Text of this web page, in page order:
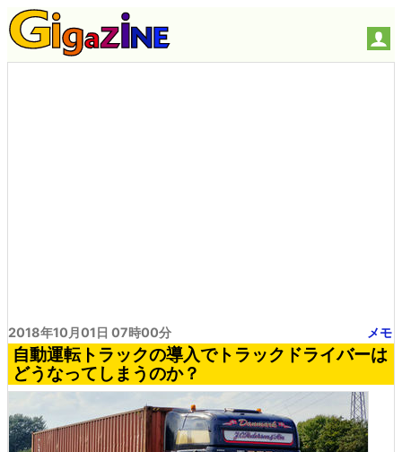
2018年10月01日 07時00分 メモ
自動運転トラックの導入でトラックドライバーは
どうなってしまうのか？